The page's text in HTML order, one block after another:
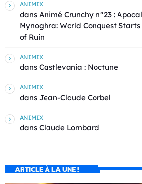
ANIMIX
dans Animé Crunchy n°23 :
Mynoghra: World Conquest
of Ruin
ANIMIX
dans Castlevania : Noctune
ANIMIX
dans Jean-Claude Corbel
ANIMIX
dans Claude Lombard
ARTICLE À LA UNE !